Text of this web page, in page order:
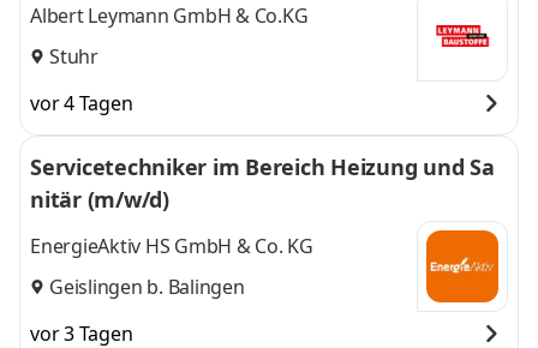
Albert Leymann GmbH & Co.KG
Stuhr
vor 4 Tagen
Servicetechniker im Bereich Heizung und Sa
nitär (m/w/d)
EnergieAktiv HS GmbH & Co. KG
Geislingen b. Balingen
vor 3 Tagen